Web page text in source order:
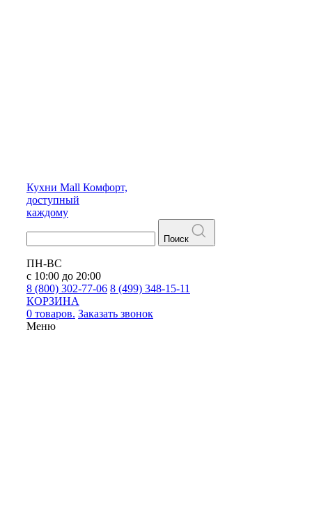
Кухни Mall Комфорт,
доступный
каждому
Поиск
ПН-ВС
с 10:00 до 20:00
8 (800) 302-77-06 8 (499) 348-15-11
КОРЗИНА
0 товаров. Заказать звонок
Меню